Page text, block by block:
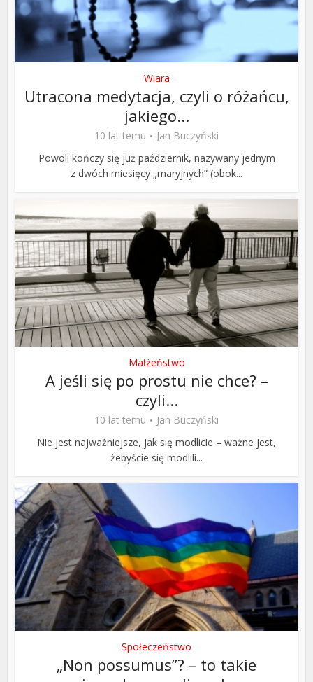
Wiara
Utracona medytacja, czyli o różańcu,
jakiego...
10 lat temu
Jan Buczyński
Powoli kończy się już październik, nazywany jednym
z dwóch miesięcy „maryjnych” (obok...
Małżeństwo
A jeśli się po prostu nie chce? –
czyli...
10 lat temu
Jan Buczyński
Nie jest najważniejsze, jak się modlicie – ważne jest,
żebyście się modlili...
Społeczeństwo
„Non possumus”? – to takie